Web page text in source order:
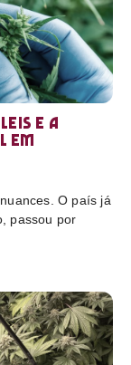
e a
em
O país já
passou por